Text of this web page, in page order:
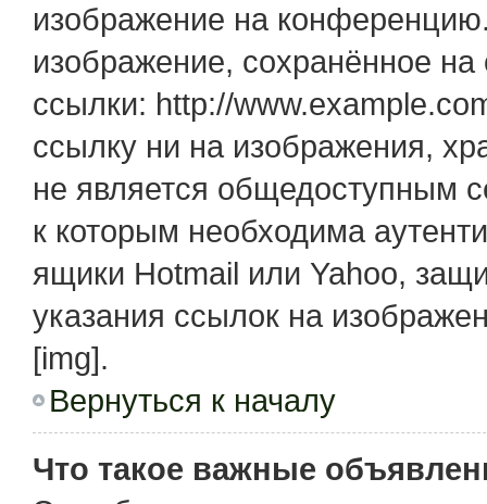
изображение на
изображение, сохранённое
ссылки: http://
ссылку ни на изображения,
не является общедоступным
к которым необходима
ящики Hotmail или Yahoo,
указания ссылок на
[img].
Вернуться к началу
Что такое важные